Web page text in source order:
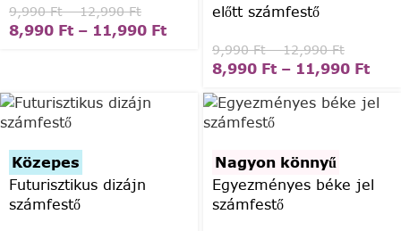
9,990Ft – 12,990Ft
8,990 Ft – 11,990 Ft
előtt számfestő
9,990Ft – 12,990Ft
8,990 Ft – 11,990 Ft
Közepes
Futurisztikus dizájn
számfestő
Nagyon könnyű
Egyezményes béke jel
számfestő